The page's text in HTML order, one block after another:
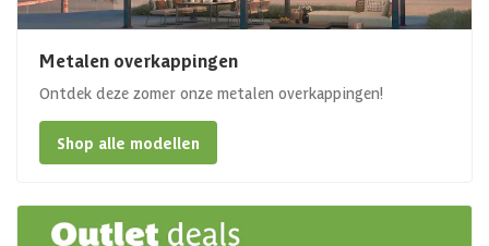
Metalen overkappingen
Ontdek deze zomer onze metalen overkappingen!
Shop alle modellen